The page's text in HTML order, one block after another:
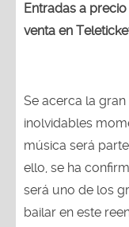
Entradas a
venta en
Se acerca la
inolvidables
música será
ello, se ha
será uno de los
bailar en este